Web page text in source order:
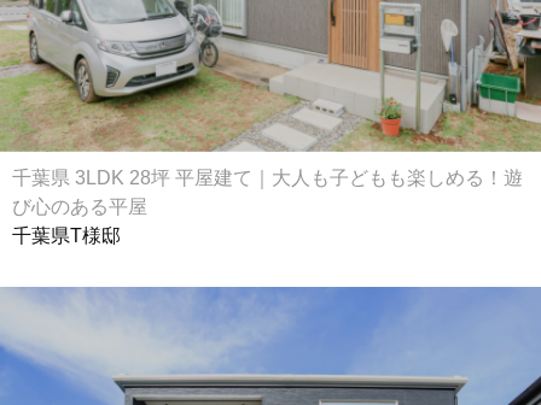
千葉県 3LDK 28坪 平屋建て｜大人も子どもも楽しめる！遊
び心のある平屋
千葉県T様邸